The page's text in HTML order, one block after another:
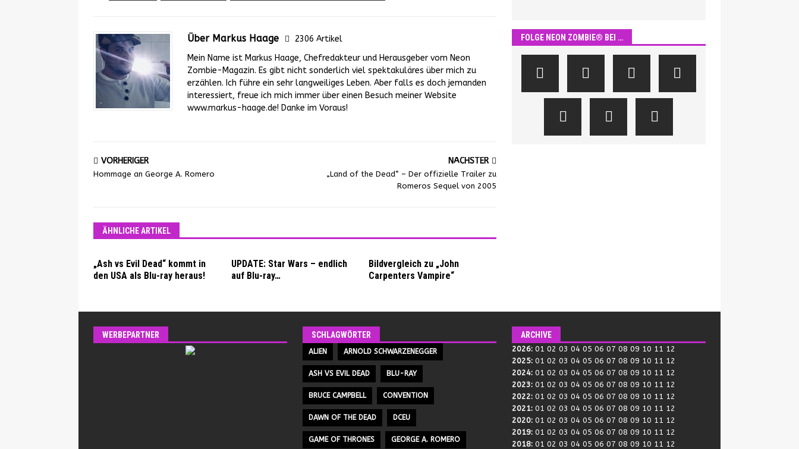
Über Markus Haage
2306 Artikel
Mein Name ist Markus Haage, Chefredakteur und Herausgeber vom Neon
Zombie-Magazin. Es gibt nicht sonderlich viel spektakuläres über mich zu
erzählen. Ich führe ein sehr langweiliges Leben. Aber falls es doch jemanden
interessiert, freue ich mich immer über einen Besuch meiner Website
www.markus-haage.de! Danke im Voraus!
VORHERIGER
Hommage an George A. Romero
NÄCHSTER
„Land of the Dead“ – Der offizielle Trailer zu
Romeros Sequel von 2005
ÄHNLICHE ARTIKEL
„Ash vs Evil Dead“ kommt in
den USA als Blu-ray heraus!
UPDATE: Star Wars – endlich
auf Blu-ray…
Bildvergleich zu „John
Carpenters Vampire“
FOLGE NEON ZOMBIE® BEI …
WERBEPARTNER SCHLAGWÖRTER
ALIEN ARNOLD SCHWARZENEGGER
ASH VS EVIL DEAD BLU-RAY
BRUCE CAMPBELL CONVENTION
DAWN OF THE DEAD DCEU
GAME OF THRONES GEORGE A. ROMERO
ARCHIVE
2026: 01 02 03 04 05 06 07 08 09 10 11 12
2025: 01 02 03 04 05 06 07 08 09 10 11 12
2024: 01 02 03 04 05 06 07 08 09 10 11 12
2023: 01 02 03 04 05 06 07 08 09 10 11 12
2022: 01 02 03 04 05 06 07 08 09 10 11 12
2021: 01 02 03 04 05 06 07 08 09 10 11 12
2020: 01 02 03 04 05 06 07 08 09 10 11 12
2019: 01 02 03 04 05 06 07 08 09 10 11 12
2018: 01 02 03 04 05 06 07 08 09 10 11 12